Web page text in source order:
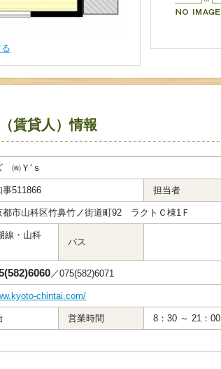
賃貸人）情報
㈱Ｙ‘ｓ
事511866 担当者
都市山科区竹鼻竹ノ街道町92 ラクトＣ棟1Ｆ
線・山科
バス
／075(582)6071
chintai.com/
営業時間 8：30 ～ 21：00